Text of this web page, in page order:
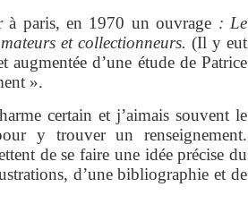
paris, en 1970 un ouvrage : Le
et collectionneurs. (Il y eut
d’une étude de Patrice
».
certain et j’aimais souvent le
y trouver un renseignement.
de se faire une idée précise du
d’une bibliographie et de